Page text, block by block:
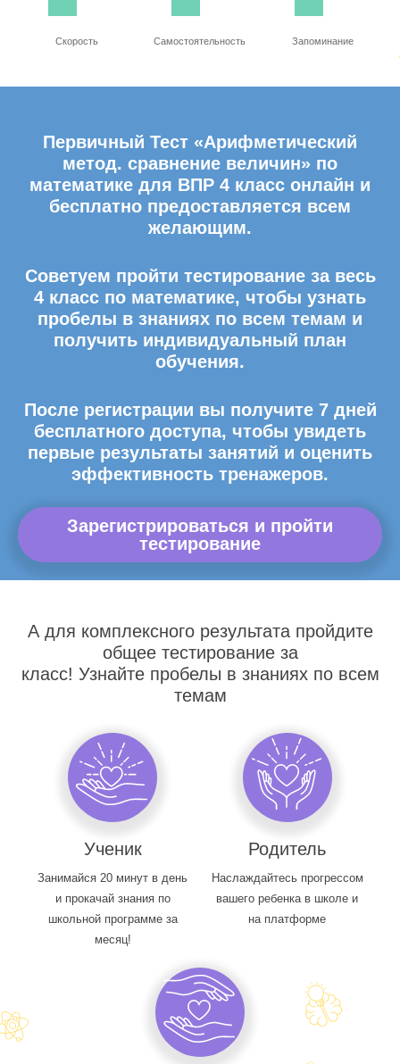
Скорость Самостоятельность Запоминание
Первичный Тест «Арифметический
метод. сравнение величин» по
математике для ВПР 4 класс онлайн и
бесплатно предоставляется всем
желающим.
Советуем пройти тестирование за весь
4 класс по математике, чтобы узнать
пробелы в знаниях по всем темам и
получить индивидуальный план
обучения.
После регистрации вы получите 7 дней
бесплатного доступа, чтобы увидеть
первые результаты занятий и оценить
эффективность тренажеров.
Зарегистрироваться и пройти
тестирование
А для комплексного результата пройдите
общее тестирование за
класс! Узнайте пробелы в знаниях по всем
темам
Ученик
Занимайся 20 минут в день
и прокачай знания по
школьной программе за
месяц!
Родитель
Наслаждайтесь прогрессом
вашего ребенка в школе и
на платформе